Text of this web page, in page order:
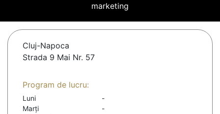
marketing
Cluj-Napoca
Strada 9 Mai Nr. 57
Program de lucru:
Luni
-
Marți
-